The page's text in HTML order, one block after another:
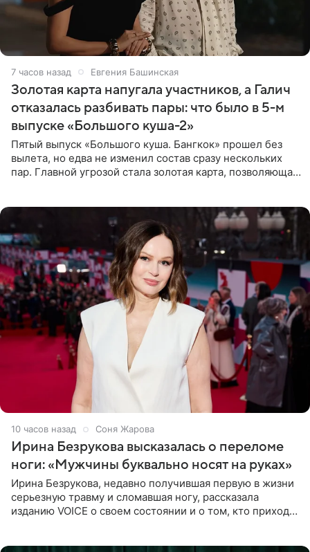
7 часов назад Евгения Башинская
Золотая карта напугала участников, а Галич
отказалась разбивать пары: что было в 5-м
выпуске «Большого куша-2»
Пятый выпуск «Большого куша. Бангкок» прошел без
вылета, но едва не изменил состав сразу нескольких
пар. Главной угрозой стала золотая карта, позволяющая
10 часов назад Соня Жарова
Ирина Безрукова высказалась о переломе
ноги: «Мужчины буквально носят на руках»
Ирина Безрукова, недавно получившая первую в жизни
серьезную травму и сломавшая ногу, рассказала
изданию VOICE о своем состоянии и о том, кто приходит